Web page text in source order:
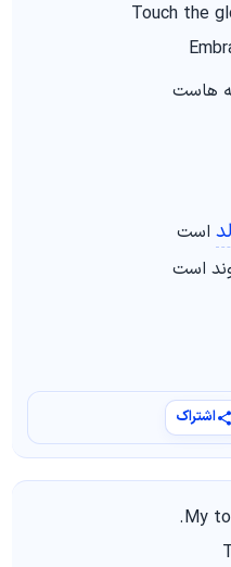
Touch the
هاست
است
است
اشتراک
My